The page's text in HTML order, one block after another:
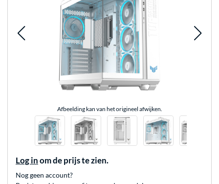
Afbeelding kan van het origineel afwijken.
Log in om de prijs te zien.
Nog geen account?